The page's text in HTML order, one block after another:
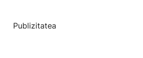
Publizitatea